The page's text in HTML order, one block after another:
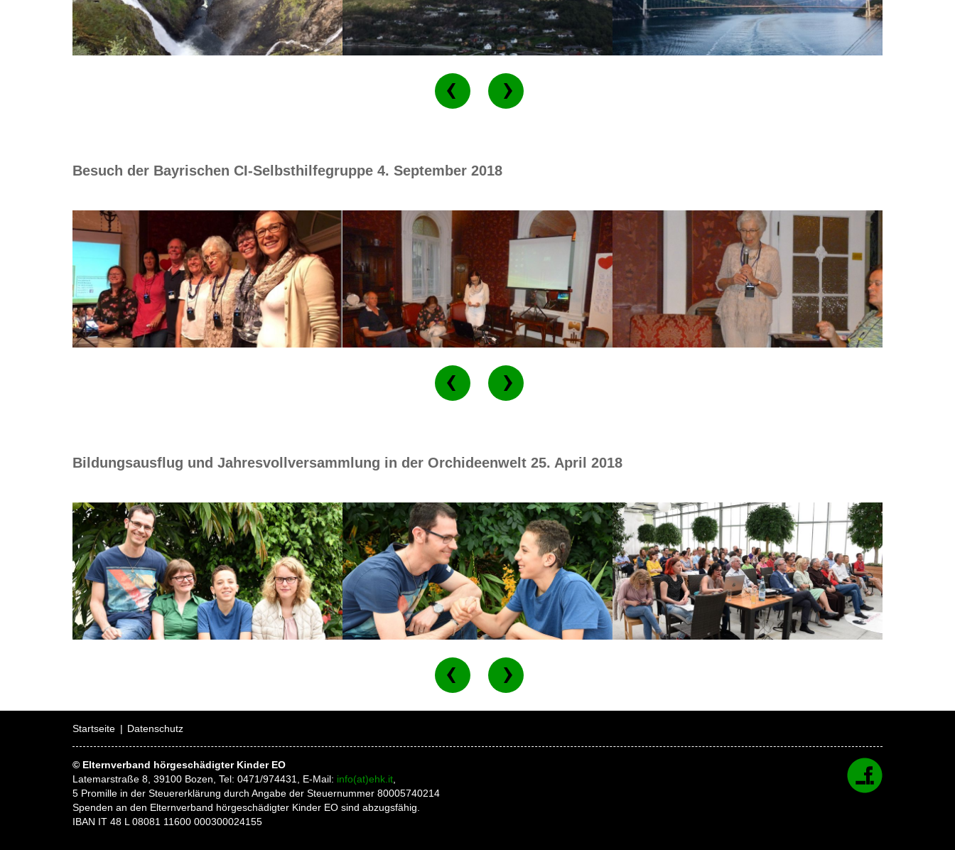
Besuch der Bayrischen CI-Selbsthilfegruppe 4. September 2018
Bildungsausflug und Jahresvollversammlung in der Orchideenwelt 25. April 2018
Startseite Datenschutz
© Elternverband hörgeschädigter Kinder EO
Latemarstraße 8, 39100 Bozen, Tel: 0471/974431, E-Mail: info(at)ehk.it
5 Promille in der Steuererklärung durch Angabe der Steuernummer 80005740214
Spenden an den Elternverband hörgeschädigter Kinder EO sind abzugsfähig.
IBAN IT 48 L 08081 11600 000300024155